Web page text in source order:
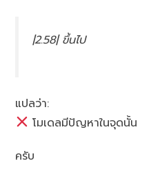
|2.58| ขึ้นไป
แปลว่า:
โมเดลมีปัญหาในจุดนั้น
ครับ